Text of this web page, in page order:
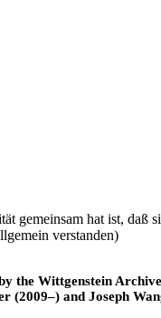
gemeinsam hat ist, daß
verstanden)
the Wittgenstein
(2009–) and Joseph